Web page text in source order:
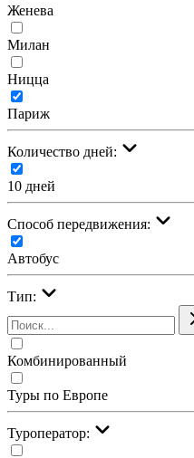
Женева
Милан
Ницца
Париж
Количество дней:
10 дней
Cпособ передвижения:
Автобус
Тип:
Комбинированный
Туры по Европе
Туроператор: